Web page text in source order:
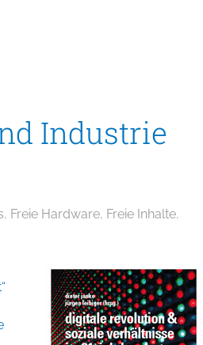
Industrie
, Freie Hardware, Freie Inhalte,